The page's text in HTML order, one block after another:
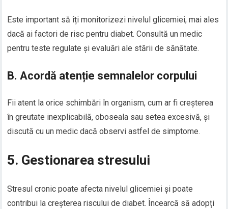
Este important să îți monitorizezi nivelul glicemiei, mai ales
dacă ai factori de risc pentru diabet. Consultă un medic
pentru teste regulate și evaluări ale stării de sănătate.
B. Acordă atenție semnalelor corpului
Fii atent la orice schimbări în organism, cum ar fi creșterea
în greutate inexplicabilă, oboseala sau setea excesivă, și
discută cu un medic dacă observi astfel de simptome.
5. Gestionarea stresului
Stresul cronic poate afecta nivelul glicemiei și poate
contribui la creșterea riscului de diabet. Încearcă să adopți